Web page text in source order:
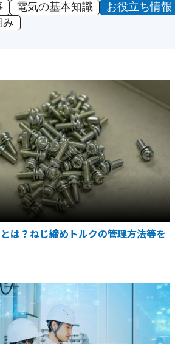
電気の基本知識 お役立ち情報
み
は？ねじ締めトルクの管理方法等を